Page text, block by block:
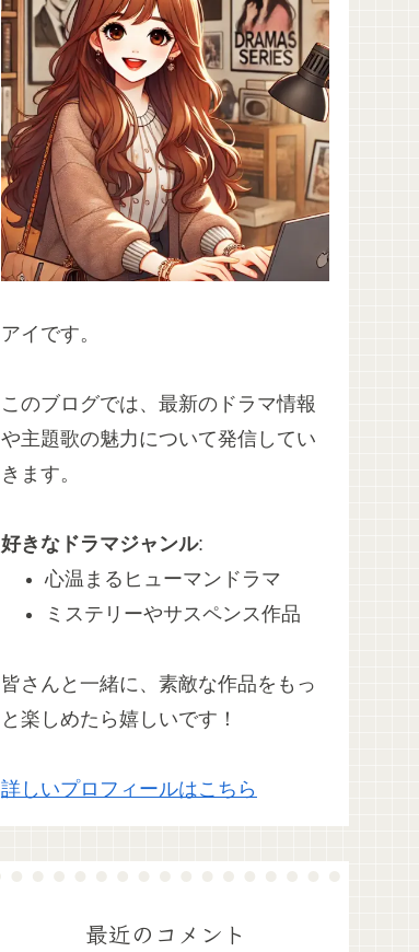
アイです。
このブログでは、最新のドラマ情報
や主題歌の魅力について発信してい
きます。
好きなドラマジャンル:
心温まるヒューマンドラマ
ミステリーやサスペンス作品
皆さんと一緒に、素敵な作品をもっ
と楽しめたら嬉しいです！
詳しいプロフィールはこちら
最近のコメント